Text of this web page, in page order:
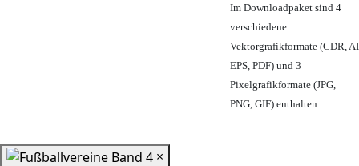
Im Downloadpaket sind 4
verschiedene
Vektorgrafikformate (CDR, AI
EPS, PDF) und 3
Pixelgrafikformate (JPG,
PNG, GIF) enthalten.
×